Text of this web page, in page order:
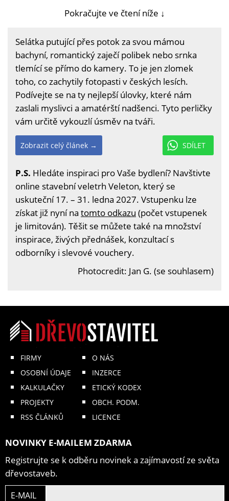
Pokračujte ve čtení níže ↓
Selátka putující přes potok za svou mámou
bachyní, romantický zaječí polibek nebo srnka
tlemící se přímo do kamery. To je jen zlomek
toho, co zachytily fotopasti v českých lesích.
Podívejte se na ty nejlepší úlovky, které nám
zaslali myslivci a amatérští nadšenci. Tyto perličky
vám určitě vykouzlí úsměv na tváři.
SDÍLET
Zobrazit celý článek →
P.S. Hledáte inspiraci pro Vaše bydlení? Navštivte
online stavební veletrh Veleton, který se
uskuteční 17. – 31. ledna 2027. Vstupenku lze
získat již nyní na tomto odkazu (počet vstupenek
je limitován). Těšit se můžete také na množství
inspirace, živých přednášek, konzultací s
odborníky i slevové vouchery.
Photocredit: Jan G. (se souhlasem)
FIRMY
OSOBNÍ ÚDAJE
KALKULAČKY
PROJEKTY
RSS ČLÁNKŮ
O NÁS
INZERCE
ETICKÝ KODEX
OBCH. PODM.
LICENCE
NOVINKY E-MAILEM ZDARMA
Registrujte se k odběru novinek a zajímavostí ze světa
dřevostaveb.
E-MAIL